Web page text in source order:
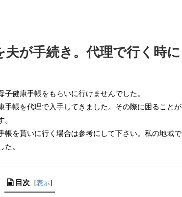
夫が手続き。代理で行く時に
健康手帳をもらいに行けませんでした。
手帳を代理で入手してきました。その際に困ることが
帳を貰いに行く場合は参考にして下さい。私の地域で
。
目次 [表示]